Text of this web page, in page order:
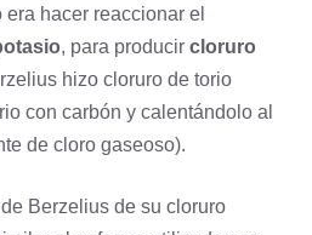
hacer reaccionar el
, para producir cloruro
hizo cloruro de torio
con carbón y calentándolo al
de cloro gaseoso).
Berzelius de su cloruro